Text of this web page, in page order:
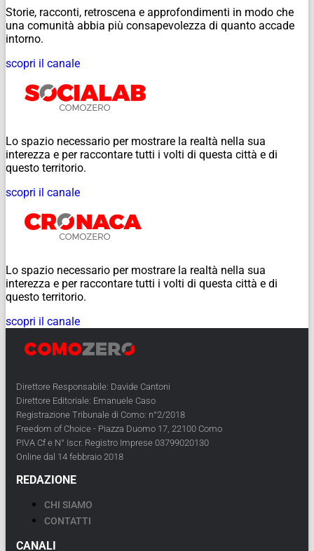
Storie, racconti, retroscena e approfondimenti in modo che
una comunità abbia più consapevolezza di quanto accade
intorno.
scopri il canale
Lo spazio necessario per mostrare la realtà nella sua
interezza e per raccontare tutti i volti di questa città e di
questo territorio.
scopri il canale
Lo spazio necessario per mostrare la realtà nella sua
interezza e per raccontare tutti i volti di questa città e di
questo territorio.
scopri il canale
Direttore Responsabile: Davide Cantoni
Direttore Editoriale: Emanuele Caso
Registrazione Tribunale di Como: n°2/2018
Freedom of Choice - Piazza Duomo 17, 22100 Como
PIVA Cf e N° Iscr. Registro Imprese 03799020130
Online dal 14 febbraio 2018
REDAZIONE
CHI SIAMO
CONTATTI
CANALI